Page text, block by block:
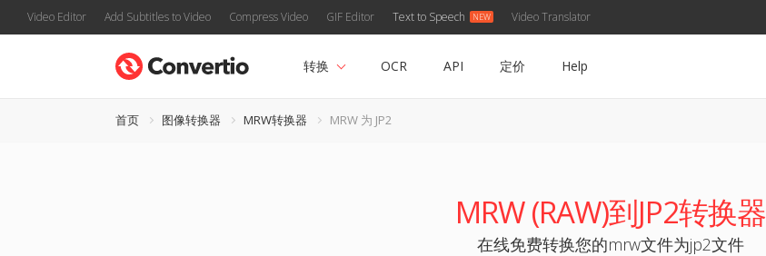
Video Editor Add Subtitles to Video Compress Video GIF Editor Text to Speech Video Translator
转换 OCR API 定价 Help
首页 图像转换器 MRW转换器 MRW 为 JP2
MRW (RAW)到JP2转换器
在线免费转换您的mrw文件为jp2文件